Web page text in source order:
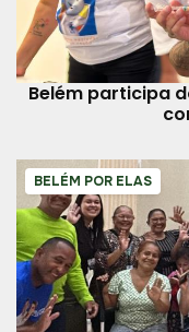
Belém participa
BELÉM POR ELAS